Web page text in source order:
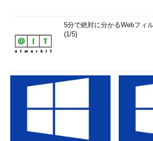
5分で絶対に分かるWebフィ
(1/5)